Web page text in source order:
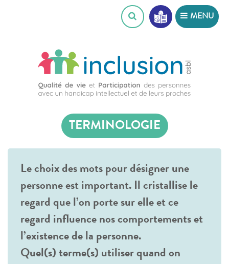
MENU
TERMINOLOGIE
Le choix des mots pour désigner une
personne est important. Il cristallise le
regard que l’on porte sur elle et ce
regard influence nos comportements et
l’existence de la personne.
Quel(s) terme(s) utiliser quand on